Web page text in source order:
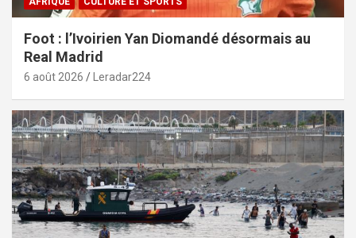
Foot : l’Ivoirien Yan Diomandé désormais au
Real Madrid
6 août 2026 Leradar224